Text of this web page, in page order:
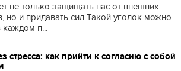
не только защищать нас от внешних
но и придавать сил Такой уголок можно
каждом п...
стресса: как прийти к согласию с собой